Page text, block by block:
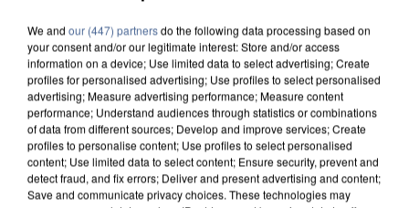
We and our (447) partnersdo the following data processing based on
your consent and/or our legitimate interest: Store and/or access
information on a device; Use limited data to select advertising; Create
profiles for personalised advertising; Use profiles to select personalised
advertising; Measure advertising performance; Measure content
performance; Understand audiences through statistics or combinations
of data from different sources; Develop and improve services; Create
profiles to personalise content; Use profiles to select personalised
content; Use limited data to select content; Ensure security, prevent and
detect fraud, and fix errors; Deliver and present advertising and content;
Save and communicate privacy choices. These technologies may